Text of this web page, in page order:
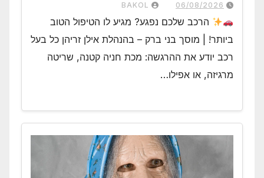
06/08/2026
BAKOL
הרכב שלכם נפגע? מגיע לו הטיפול הטוב
ביותר! | מוסך בני ברק – בהנהלת אילן זריהן כל בעל
רכב יודע את ההרגשה: מכת חניה קטנה, שריטה
מרגיזה, או אפילו…